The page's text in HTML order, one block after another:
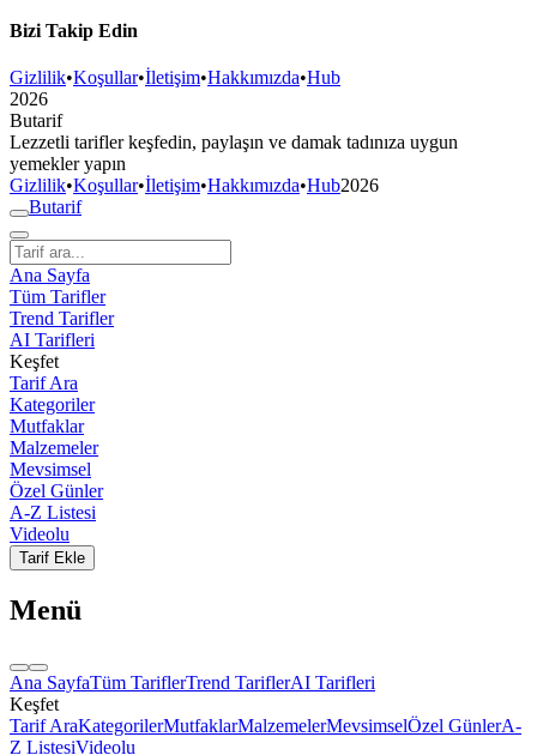
Bizi Takip Edin
Gizlilik•Koşullar•İletişim•Hakkımızda•Hub
2026
Butarif
Lezzetli tarifler keşfedin, paylaşın ve damak tadınıza uygun
yemekler yapın
Gizlilik•Koşullar•İletişim•Hakkımızda•Hub2026
Butarif
Ana Sayfa
Tüm Tarifler
Trend Tarifler
AI Tarifleri
Keşfet
Tarif Ara
Kategoriler
Mutfaklar
Malzemeler
Mevsimsel
Özel Günler
A-Z Listesi
Videolu
Tarif Ekle
Menü
Ana SayfaTüm TariflerTrend TariflerAI Tarifleri
Keşfet
Tarif AraKategorilerMutfaklarMalzemelerMevsimselÖzel GünlerA-
Z ListesiVideolu